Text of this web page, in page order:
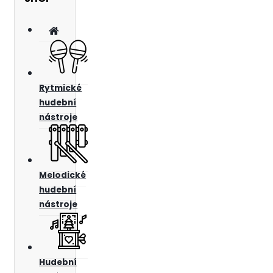
Rytmické
hudební
nástroje
Melodické
hudební
nástroje
Hudební